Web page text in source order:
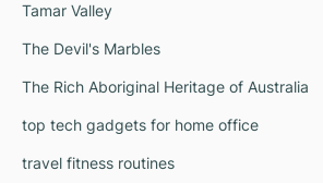
Tamar Valley
The Devil's Marbles
The Rich Aboriginal Heritage of Australia
top tech gadgets for home office
travel fitness routines